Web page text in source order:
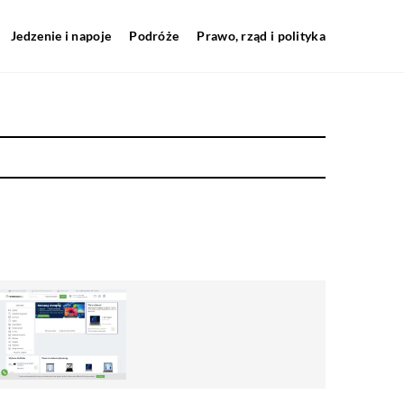
Jedzenie i napoje Podróże Prawo, rząd i polityka